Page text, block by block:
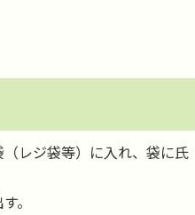
レジ袋等）に入れ、袋に氏
。